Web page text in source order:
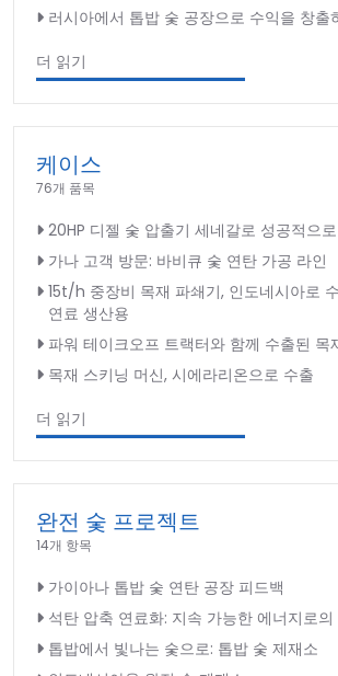
러시아에서 톱밥 숯 공장으로 수익을 창출
더 읽기
케이스
76개 품목
20HP 디젤 숯 압출기 세네갈로 성공적으
가나 고객 방문: 바비큐 숯 연탄 가공 라인
15t/h 중장비 목재 파쇄기, 인도네시아로
연료 생산용
파워 테이크오프 트랙터와 함께 수출된 목
목재 스키닝 머신, 시에라리온으로 수출
더 읽기
완전 숯 프로젝트
14개 항목
가이아나 톱밥 숯 연탄 공장 피드백
석탄 압축 연료화: 지속 가능한 에너지로
톱밥에서 빛나는 숯으로: 톱밥 숯 제재소